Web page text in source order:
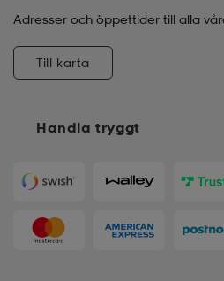
Handla tryggt
Adresser och öppettider till alla
Till karta